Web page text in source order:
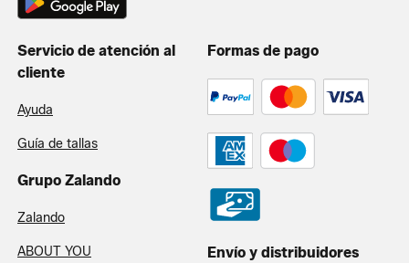
Servicio de atención al
cliente
Ayuda
Guía de tallas
Grupo Zalando
Zalando
ABOUT YOU
Formas de pago
Envío y distribuidores